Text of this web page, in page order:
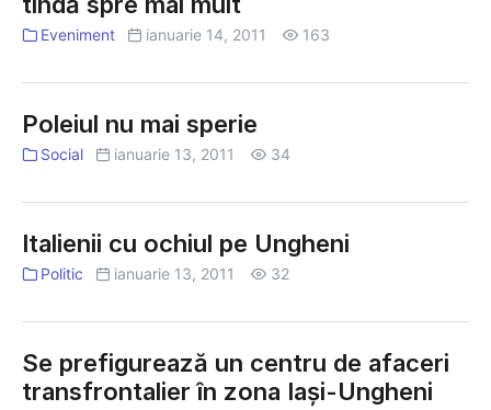
Eveniment ianuarie 14, 2011 163
Poleiul nu mai sperie
Social ianuarie 13, 2011 34
Italienii cu ochiul pe Ungheni
Politic ianuarie 13, 2011 32
Se prefigurează un centru de afaceri
transfrontalier în zona Iaşi-Ungheni